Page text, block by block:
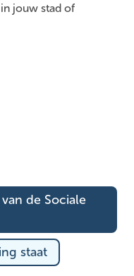
jouw stad of
de Sociale
staat